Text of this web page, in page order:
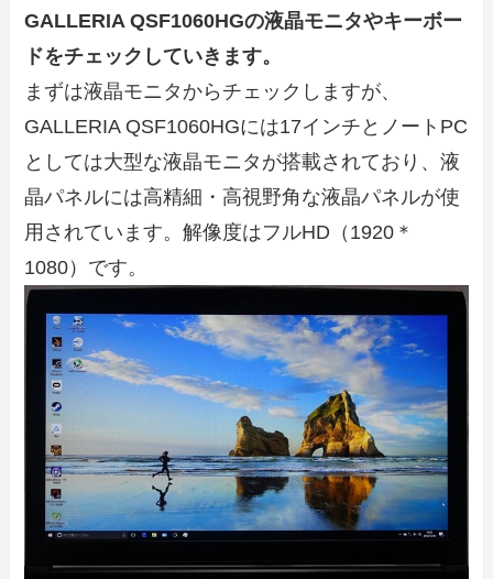
GALLERIA QSF1060HGの液晶モニタやキーボー
ドをチェックしていきます。
まずは液晶モニタからチェックしますが、
GALLERIA QSF1060HGには17インチとノートPC
としては大型な液晶モニタが搭載されており、液
晶パネルには高精細・高視野角な液晶パネルが使
用されています。解像度はフルHD（1920＊
1080）です。